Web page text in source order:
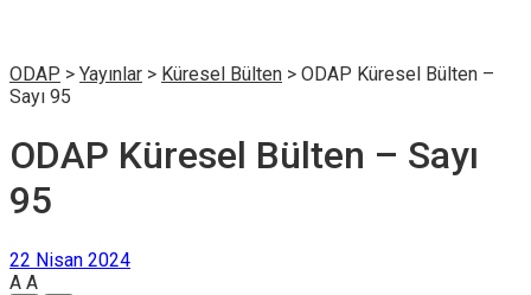
ODAP > Yayınlar > Küresel Bülten > ODAP Küresel Bülten –
Sayı 95
ODAP Küresel Bülten – Sayı
95
22 Nisan 2024
A A